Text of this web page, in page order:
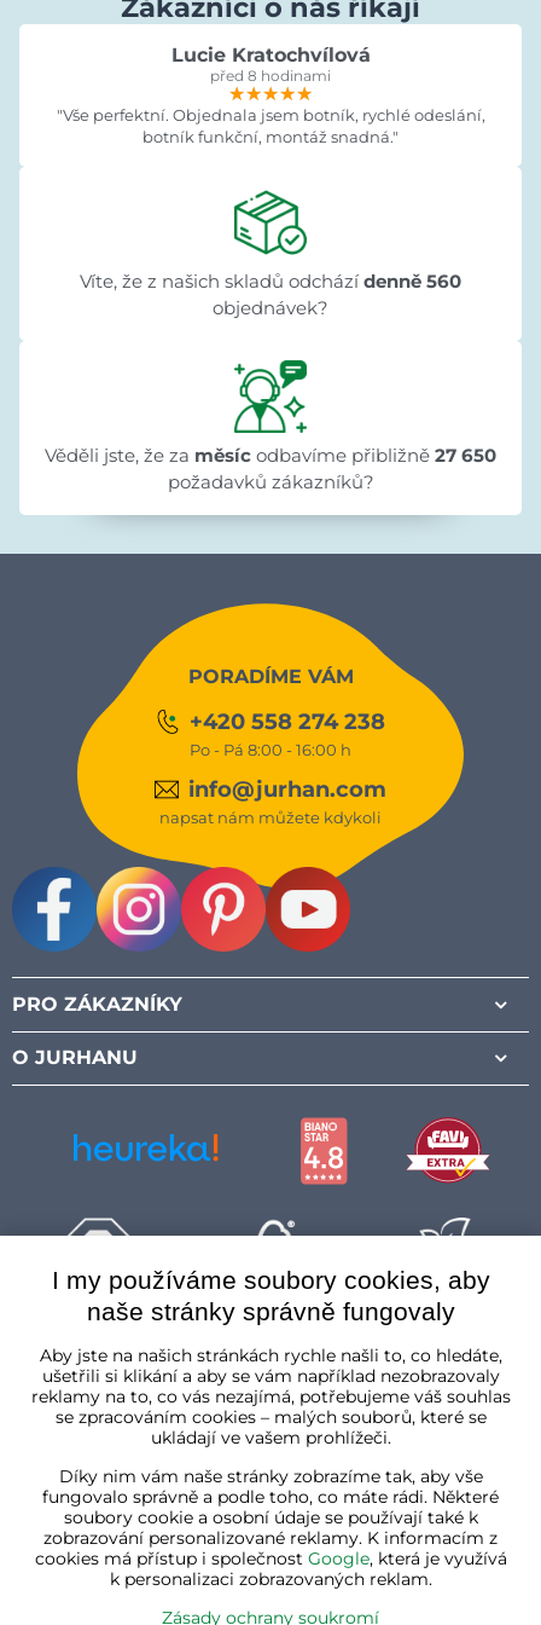
Zákazníci o nás říkají
Lucie Kratochvílová
před 8 hodinami
★★★★★
★★★★★
★★★★★
"Vše perfektní. Objednala jsem botník, rychlé odeslání,
botník funkční, montáž snadná."
Víte, že z našich skladů odchází denně 560
objednávek?
Věděli jste, že za měsíc odbavíme přibližně 27 650
požadavků zákazníků?
PORADÍME VÁM
+420 558 274 238
Po - Pá 8:00 - 16:00 h
info@jurhan.com
napsat nám můžete kdykoli
PRO ZÁKAZNÍKY
O JURHANU
I my používáme soubory cookies, aby
naše stránky správně fungovaly
Aby jste na našich stránkách rychle našli to, co hledáte,
ušetřili si klikání a aby se vám například nezobrazovaly
reklamy na to, co vás nezajímá, potřebujeme váš souhlas
se zpracováním cookies – malých souborů, které se
ukládají ve vašem prohlížeči.
Díky nim vám naše stránky zobrazíme tak, aby vše
fungovalo správně a podle toho, co máte rádi. Některé
soubory cookie a osobní údaje se používají také k
zobrazování personalizované reklamy. K informacím z
cookies má přístup i společnost Google, která je využívá
k personalizaci zobrazovaných reklam.
Zásady ochrany soukromí